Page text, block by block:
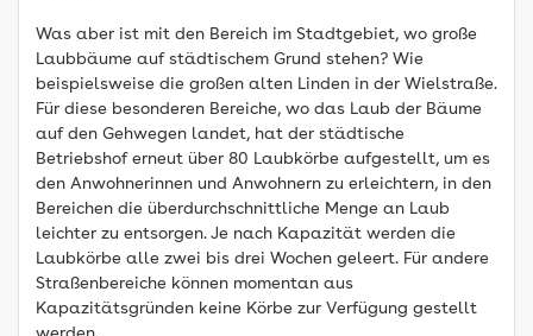
Was aber ist mit den Bereich im Stadtgebiet, wo große
Laubbäume auf städtischem Grund stehen? Wie
beispielsweise die großen alten Linden in der Wielstraße.
Für diese besonderen Bereiche, wo das Laub der Bäume
auf den Gehwegen landet, hat der städtische
Betriebshof erneut über 80 Laubkörbe aufgestellt, um es
den Anwohnerinnen und Anwohnern zu erleichtern, in den
Bereichen die überdurchschnittliche Menge an Laub
leichter zu entsorgen. Je nach Kapazität werden die
Laubkörbe alle zwei bis drei Wochen geleert. Für andere
Straßenbereiche können momentan aus
Kapazitätsgründen keine Körbe zur Verfügung gestellt